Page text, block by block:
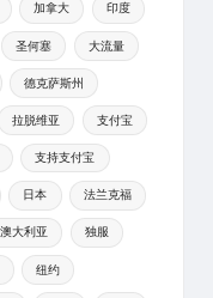
加拿大 印度
圣何塞 大流量
德克萨斯州
拉脱维亚 支付宝
支持支付宝
日本 法兰克福
澳大利亚 独服
纽约